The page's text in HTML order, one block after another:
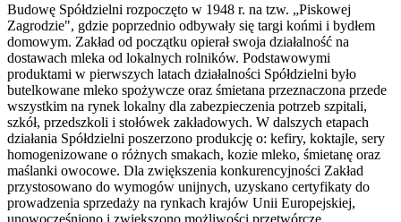
Budowę Spółdzielni rozpoczęto w 1948 r. na tzw. „Piskowej
Zagrodzie", gdzie poprzednio odbywały się targi końmi i bydłem
domowym. Zakład od początku opierał swoja działalność na
dostawach mleka od lokalnych rolników. Podstawowymi
produktami w pierwszych latach działalności Spółdzielni było
butelkowane mleko spożywcze oraz śmietana przeznaczona przede
wszystkim na rynek lokalny dla zabezpieczenia potrzeb szpitali,
szkół, przedszkoli i stołówek zakładowych. W dalszych etapach
działania Spółdzielni poszerzono produkcję o: kefiry, koktajle, sery
homogenizowane o różnych smakach, kozie mleko, śmietanę oraz
maślanki owocowe. Dla zwiększenia konkurencyjności Zakład
przystosowano do wymogów unijnych, uzyskano certyfikaty do
prowadzenia sprzedaży na rynkach krajów Unii Europejskiej,
unowocześniono i zwiększono możliwości przetwórcze,